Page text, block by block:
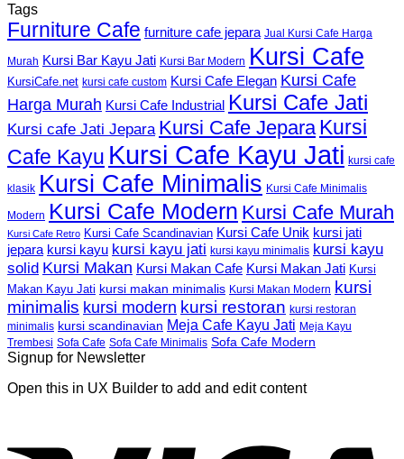
Tags
Furniture Cafe furniture cafe jepara Jual Kursi Cafe Harga
Murah Kursi Bar Kayu Jati Kursi Bar Modern Kursi Cafe
KursiCafe.net kursi cafe custom Kursi Cafe Elegan Kursi Cafe
Harga Murah Kursi Cafe Industrial Kursi Cafe Jati
Kursi cafe Jati Jepara Kursi Cafe Jepara Kursi
Cafe Kayu Kursi Cafe Kayu Jati kursi cafe
klasik Kursi Cafe Minimalis Kursi Cafe Minimalis
Modern Kursi Cafe Modern Kursi Cafe Murah
Kursi Cafe Retro Kursi Cafe Scandinavian Kursi Cafe Unik kursi jati
jepara kursi kayu kursi kayu jati kursi kayu minimalis kursi kayu
solid Kursi Makan Kursi Makan Cafe Kursi Makan Jati Kursi
Makan Kayu Jati kursi makan minimalis Kursi Makan Modern kursi
minimalis kursi modern kursi restoran kursi restoran
minimalis kursi scandinavian Meja Cafe Kayu Jati Meja Kayu
Trembesi Sofa Cafe Sofa Cafe Minimalis Sofa Cafe Modern
Signup for Newsletter
Open this in UX Builder to add and edit content